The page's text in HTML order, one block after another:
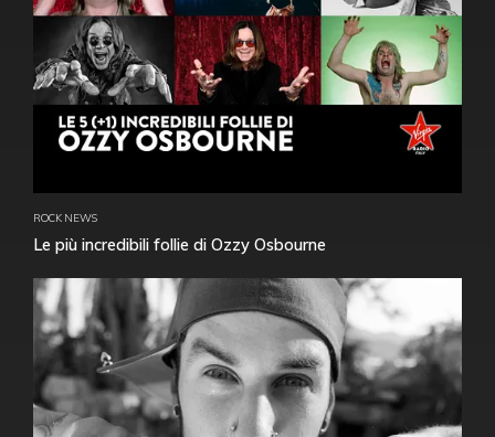
ROCK NEWS
Le più incredibili follie di Ozzy Osbourne